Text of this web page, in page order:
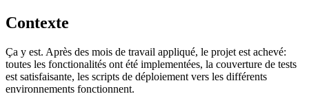
Contexte
Ça y est. Après des mois de travail appliqué, le projet est achevé:
toutes les fonctionalités ont été implementées, la couverture de tests
est satisfaisante, les scripts de déploiement vers les différents
environnements fonctionnent.